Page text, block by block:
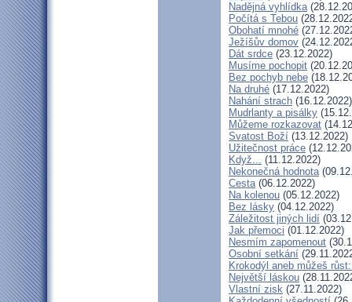
Nadějná vyhlídka
Počítá s Tebou
Obohatí mnohé
Ježíšův domov
Dát srdce (23.12.2022)
Musíme pochopit
Bez pochyb nebe
Na druhé (17.12.2022)
Nahání strach (16.12.2022)
Mudrlanty a pisálky
Můžeme rozkazovat
Svatost Boží (13.12.2022)
Užitečnost práce
Když... (11.12.2022)
Nekonečná hodnota
Cesta(06.12.2022)
Na kolenou (05.12.2022)
Bez lásky (04.12.2022)
Záležitost jiných lidí
Jak přemoci (01.12.2022)
Nesmím zapomenout
Osobní setkání
Krokodýl aneb můžeš
Největší láskou
Vlastní zisk (27.11.2022)